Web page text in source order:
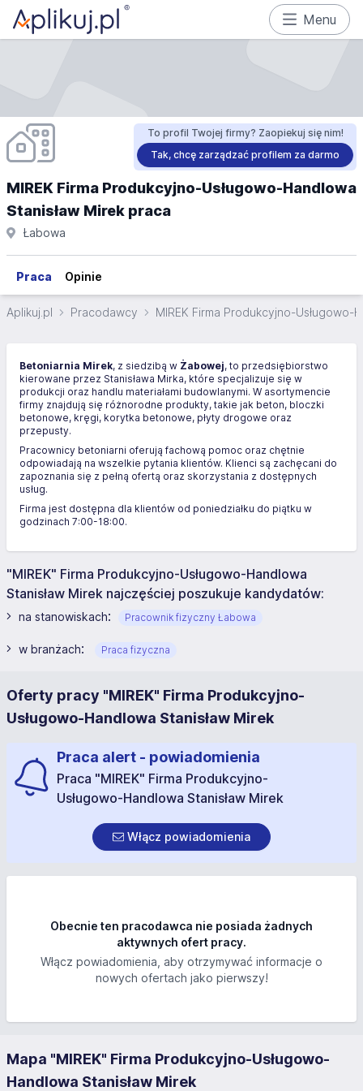
Menu
To profil Twojej firmy? Zaopiekuj się nim!
Tak, chcę zarządzać profilem za darmo
MIREK Firma Produkcyjno-Usługowo-Handlowa
Stanisław Mirek praca
Łabowa
Praca Opinie
Aplikuj.pl Pracodawcy MIREK Firma Produkcyjno-Usługowo-
Betoniarnia Mirek, z siedzibą w Żabowej, to przedsiębiorstwo
kierowane przez Stanisława Mirka, które specjalizuje się w
produkcji oraz handlu materiałami budowlanymi. W asortymencie
firmy znajdują się różnorodne produkty, takie jak beton, bloczki
betonowe, kręgi, korytka betonowe, płyty drogowe oraz
przepusty.
Pracownicy betoniarni oferują fachową pomoc oraz chętnie
odpowiadają na wszelkie pytania klientów. Klienci są zachęcani do
zapoznania się z pełną ofertą oraz skorzystania z dostępnych
usług.
Firma jest dostępna dla klientów od poniedziałku do piątku w
godzinach 7:00-18:00.
"MIREK" Firma Produkcyjno-Usługowo-Handlowa
Stanisław Mirek najczęściej poszukuje kandydatów:
na stanowiskach: Pracownik fizyczny Łabowa
w branżach: Praca fizyczna
Oferty pracy "MIREK" Firma Produkcyjno-
Usługowo-Handlowa Stanisław Mirek
Praca alert - powiadomienia
Praca "MIREK" Firma Produkcyjno-
Usługowo-Handlowa Stanisław Mirek
Włącz powiadomienia
Obecnie ten pracodawca nie posiada żadnych
aktywnych ofert pracy.
Włącz powiadomienia, aby otrzymywać informacje o
nowych ofertach jako pierwszy!
Mapa "MIREK" Firma Produkcyjno-Usługowo-
Handlowa Stanisław Mirek